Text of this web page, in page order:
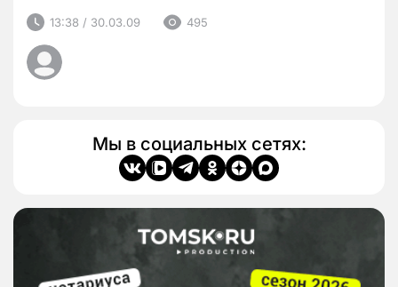
13:38 / 30.03.09 495
Мы в социальных сетях: